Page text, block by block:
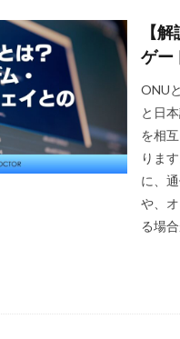
【
ゲー
ONU
と日
を相
りま
に、
や、
る場